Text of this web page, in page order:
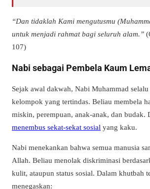
“Dan tidaklah Kami mengutusmu
untuk menjadi rahmat bagi seluruh alam.”
107)
Nabi sebagai Pembela Kaum
Sejak awal dakwah, Nabi Muhammad
kelompok yang tertindas. Beliau membela
miskin, perempuan, anak-anak, dan budak.
menembus sekat-sekat sosial yang kaku.
Nabi menekankan bahwa semua manusia
Allah. Beliau menolak diskriminasi
kulit, ataupun status sosial. Dalam khutbah
menegaskan: